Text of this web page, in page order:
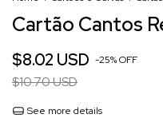
Cartão Cantos
$8.02 USD -25%OFF
$10.70 USD
See more details